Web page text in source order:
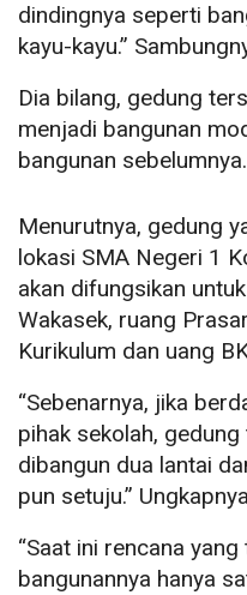
dindingnya seperti
kayu-kayu.”
Dia bilang, gedung
menjadi bangunan
bangunan sebelumnya.
Menurutnya, gedung
lokasi SMA Negeri 1
akan difungsikan
Wakasek, ruang
Kurikulum dan uang
“Sebenarnya, jika
pihak sekolah,
dibangun dua lantai
pun setuju.”
“Saat ini rencana
bangunannya hanya